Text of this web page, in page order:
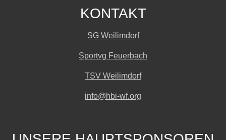
KONTAKT
SG Weilimdorf
Sportvg Feuerbach
TSV Weilimdorf
info@hbi-wf.org